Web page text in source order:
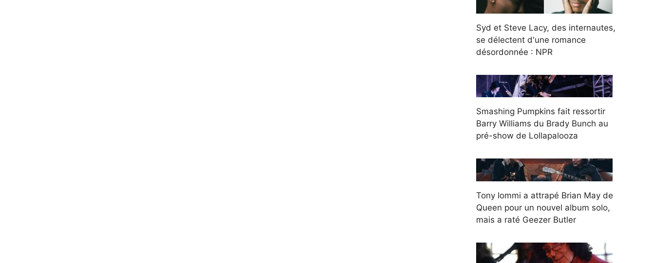
Syd et Steve Lacy, des internautes,
se délectent d'une romance
désordonnée : NPR
Smashing Pumpkins fait ressortir
Barry Williams du Brady Bunch au
pré-show de Lollapalooza
Tony Iommi a attrapé Brian May de
Queen pour un nouvel album solo,
mais a raté Geezer Butler